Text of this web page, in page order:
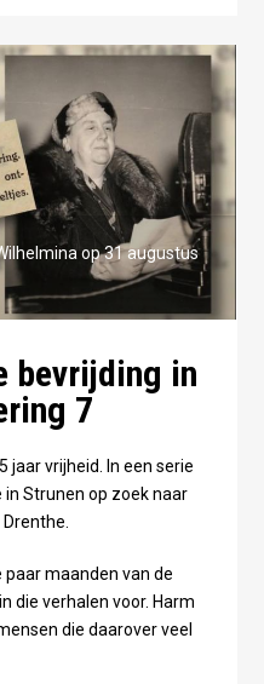
op 31 augustus
bevrijding in
7
jaar vrijheid. In een serie
Strunen op zoek naar
maanden van de
die verhalen voor. Harm
die daarover veel